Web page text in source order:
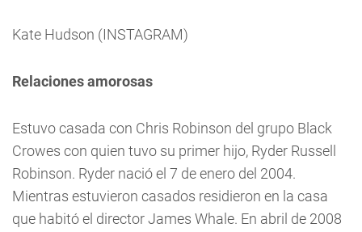
Kate Hudson (INSTAGRAM)
Relaciones amorosas
Estuvo casada con Chris Robinson del grupo Black
Crowes con quien tuvo su primer hijo, Ryder Russell
Robinson. Ryder nació el 7 de enero del 2004.
Mientras estuvieron casados residieron en la casa
que habitó el director James Whale. En abril de 2008